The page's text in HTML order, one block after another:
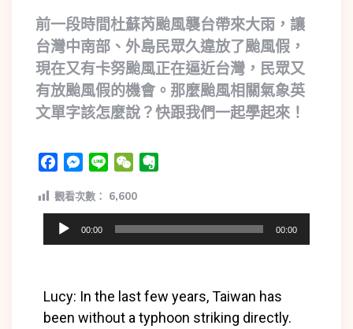
前一段時間杜蘇芮颱風襲台帶來大雨，讓
台灣中南部、外島民眾久違放了颱風假，
現在又有卡努颱風正在逼近台灣，民眾又
有放颱風假的機會。那麼颱風相關氣象英
文單字該怎麼說？快跟我們一起學起來！
FacebookMessenger
Line WeChat
觀看次數： 6,600
訊
器
00:00 00:00
Lucy: In the last few years, Taiwan has
been without a typhoon striking directly.